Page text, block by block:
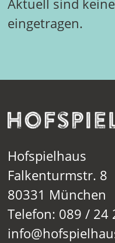
Aktuell sind
eingetragen.
Hofspielhaus
Falkenturmstr. 8
80331 München
Telefon: 089 / 24